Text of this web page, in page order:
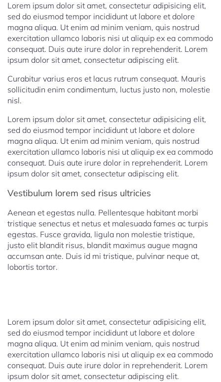
Lorem ipsum dolor sit amet, consectetur adipisicing elit,
sed do eiusmod tempor incididunt ut labore et dolore
magna aliqua. Ut enim ad minim veniam, quis nostrud
exercitation ullamco laboris nisi ut aliquip ex ea commodo
consequat. Duis aute irure dolor in reprehenderit. Lorem
ipsum dolor sit amet, consectetur adipiscing elit.
Curabitur varius eros et lacus rutrum consequat. Mauris
sollicitudin enim condimentum, luctus justo non, molestie
nisl.
Lorem ipsum dolor sit amet, consectetur adipisicing elit,
sed do eiusmod tempor incididunt ut labore et dolore
magna aliqua. Ut enim ad minim veniam, quis nostrud
exercitation ullamco laboris nisi ut aliquip ex ea commodo
consequat. Duis aute irure dolor in reprehenderit. Lorem
ipsum dolor sit amet, consectetur adipiscing elit.
Vestibulum lorem sed risus ultricies
Aenean et egestas nulla. Pellentesque habitant morbi
tristique senectus et netus et malesuada fames ac turpis
egestas. Fusce gravida, ligula non molestie tristique,
justo elit blandit risus, blandit maximus augue magna
accumsan ante. Duis id mi tristique, pulvinar neque at,
lobortis tortor.
Lorem ipsum dolor sit amet, consectetur adipisicing elit,
sed do eiusmod tempor incididunt ut labore et dolore
magna aliqua. Ut enim ad minim veniam, quis nostrud
exercitation ullamco laboris nisi ut aliquip ex ea commodo
consequat. Duis aute irure dolor in reprehenderit. Lorem
ipsum dolor sit amet, consectetur adipiscing elit.